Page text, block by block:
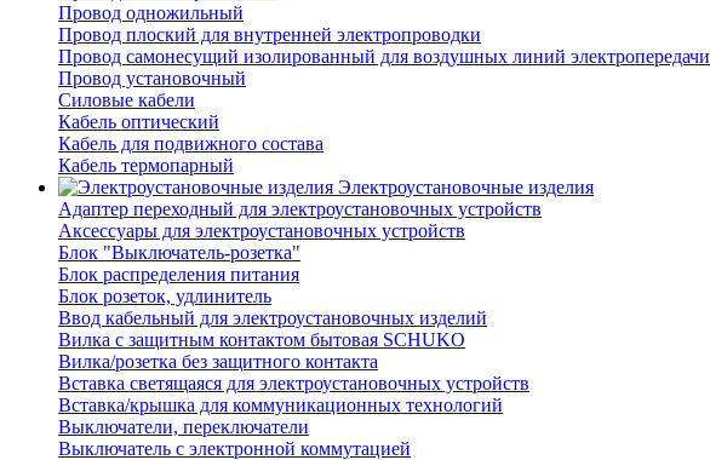
Провод одножильный
Провод плоский для внутренней электропроводки
Провод самонесущий изолированный для воздушных линий электропередачи
Провод установочный
Силовые кабели
Кабель оптический
Кабель для подвижного состава
Кабель термопарный
Электроустановочные изделия
Адаптер переходный для электроустановочных устройств
Аксессуары для электроустановочных устройств
Блок "Выключатель-розетка"
Блок распределения питания
Блок розеток, удлинитель
Ввод кабельный для электроустановочных изделий
Вилка с защитным контактом бытовая SCHUKO
Вилка/розетка без защитного контакта
Вставка светящаяся для электроустановочных устройств
Вставка/крышка для коммуникационных технологий
Выключатели, переключатели
Выключатель с электронной коммутацией